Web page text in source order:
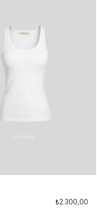
₺2.300,00